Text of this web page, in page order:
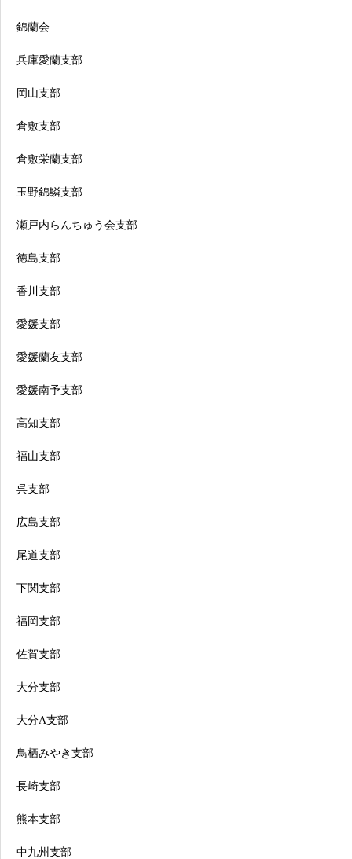
錦蘭会
兵庫愛蘭支部
岡山支部
倉敷支部
倉敷栄蘭支部
玉野錦鱗支部
瀬戸内らんちゅう会支部
徳島支部
香川支部
愛媛支部
愛媛蘭友支部
愛媛南予支部
高知支部
福山支部
呉支部
広島支部
尾道支部
下関支部
福岡支部
佐賀支部
大分支部
大分A支部
鳥栖みやき支部
長崎支部
熊本支部
中九州支部